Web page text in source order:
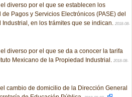
diverso por el que se establecen los
Pagos y Servicios Electrónicos (PASE) del
en los trámites que se indican. 2018-08-
diverso por el que se da a conocer la tarifa
Mexicano de la Propiedad Industrial. 2018-08-
cambio de domicilio de la Dirección General